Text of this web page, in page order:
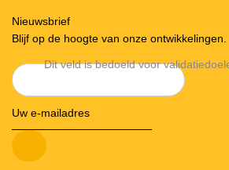
Nieuwsbrief
Blijf op de hoogte van onze ontwikkelingen.
Dit veld is bedoeld voor